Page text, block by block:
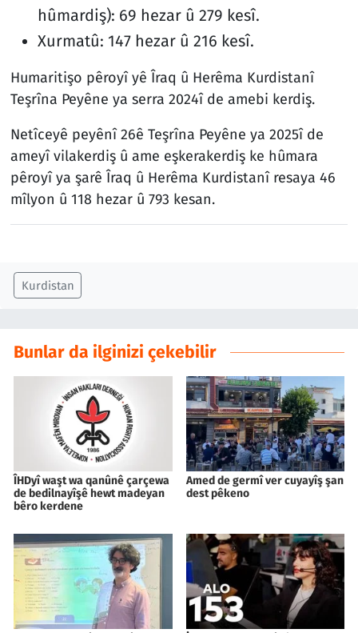
hûmardiş): 69 hezar û 279 kesî.
Xurmatû: 147 hezar û 216 kesî.
Humaritişo pêroyî yê Îraq û Herêma Kurdistanî
Teşrîna Peyêne ya serra 2024î de amebi kerdiş.
Netîceyê peyênî 26ê Teşrîna Peyêne ya 2025î de
ameyî vilakerdiş û ame eşkerakerdiş ke hûmara
pêroyî ya şarê Îraq û Herêma Kurdistanî resaya 46
mîlyon û 118 hezar û 793 kesan.
Kurdistan
Bunlar da ilginizi çekebilir
ÎHDyî waşt wa qanûnê çarçewa
de bedilnayîşê hewt madeyan
bêro kerdene
Amed de germî ver cuyayîş şan
dest pêkeno